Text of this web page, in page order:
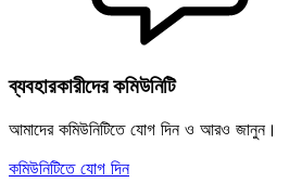
ব্যবহারকারীদের কমিউনিটি
আমাদের কমিউনিটিতে যোগ দিন ও আরও জানুন।
কমিউনিটিতে যোগ দিন